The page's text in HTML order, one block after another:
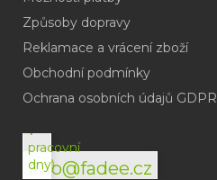
Způsoby dopravy
Reklamace a vrácení zboží
Obchodní podmínky
Ochrana osobních údajů GDPR
info@fadee.cz
(odpověď
do
v
pracovní
dny)
(Po-